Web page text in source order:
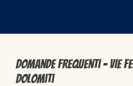
Domande frequenti - Vie
Dolomiti